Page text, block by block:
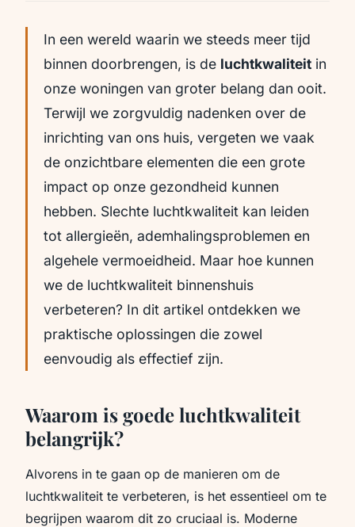
In een wereld waarin we steeds meer tijd
binnen doorbrengen, is de luchtkwaliteit in
onze woningen van groter belang dan ooit.
Terwijl we zorgvuldig nadenken over de
inrichting van ons huis, vergeten we vaak
de onzichtbare elementen die een grote
impact op onze gezondheid kunnen
hebben. Slechte luchtkwaliteit kan leiden
tot allergieën, ademhalingsproblemen en
algehele vermoeidheid. Maar hoe kunnen
we de luchtkwaliteit binnenshuis
verbeteren? In dit artikel ontdekken we
praktische oplossingen die zowel
eenvoudig als effectief zijn.
Waarom is goede luchtkwaliteit
belangrijk?
Alvorens in te gaan op de manieren om de
luchtkwaliteit te verbeteren, is het essentieel om te
begrijpen waarom dit zo cruciaal is. Moderne